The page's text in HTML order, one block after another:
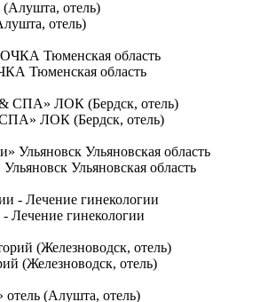
отель)
Тюменская область
ЛОК (Бердск, отель)
Ульяновская область
Лечение гинекологии
(Железноводск, отель)